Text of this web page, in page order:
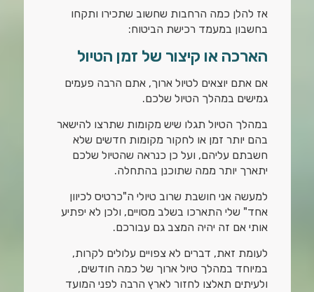
אז להלן כמה הרחבות שחשוב שתכירו ותקחו
בחשבון במעמד רכישת הביטוח:
הארכה או קיצור של זמן הטיול
אם אתם יוצאים לטיול ארוך, אתם הרבה פעמים
גמישים במהלך הטיול שלכם.
במהלך הטיול תגלו שיש מקומות שתרצו להישאר
בהם יותר זמן או לחקור מקומות חדשים שלא
חשבתם עליהם, ועל כן כנראה שהטיול שלכם
יתארך יותר ממה שתוכנן בהתחלה.
למעשה אני חושבת שרוב טיולי ה"כרטיס לכיוון
אחד" שלי התארכו בשלב מסויים, ולכן לא יפתיע
אותי אם זה יהיה המצב גם עבורכם.
לעומת זאת, דברים לא צפויים עלולים לקרות,
במיוחד במהלך טיול ארוך של כמה חודשים,
ולעיתים תאלצו לחזור לארץ הרבה לפני המועד